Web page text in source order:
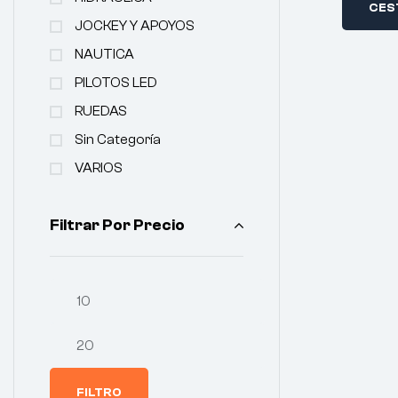
JOCKEY Y APOYOS
NAUTICA
PILOTOS LED
RUEDAS
Sin Categoría
VARIOS
Filtrar Por Precio
FILTRO